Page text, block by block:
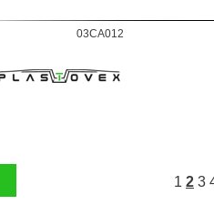
03CA012
1 2 3